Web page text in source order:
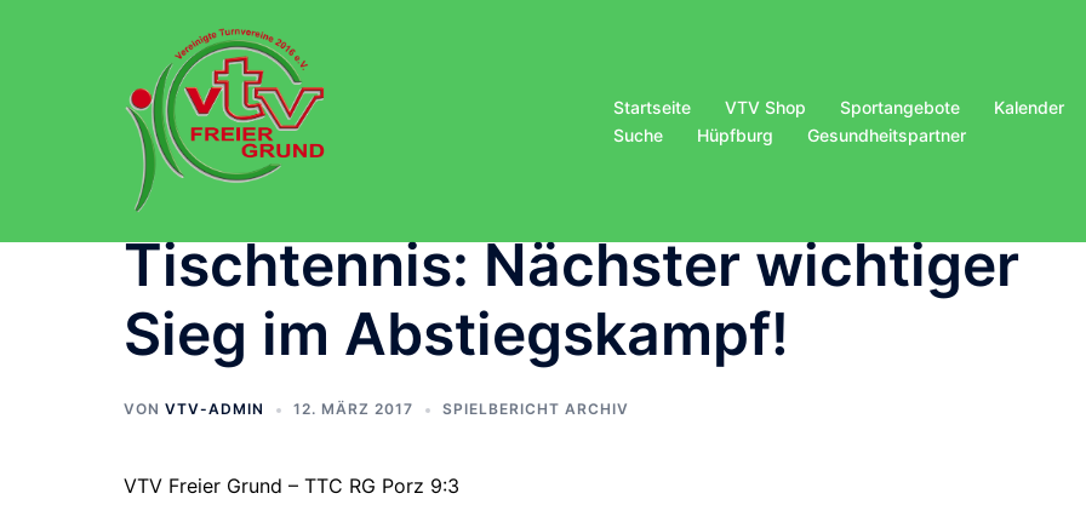
Startseite VTV Shop Sportangebote
Kalender
Suche
Hüpfburg Gesundheitspartner
Tischtennis: Nächster wichtiger
Sieg im Abstiegskampf!
VON VTV-ADMIN 12. MÄRZ 2017 SPIELBERICHT ARCHIV
VTV Freier Grund – TTC RG Porz 9:3